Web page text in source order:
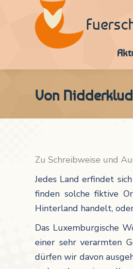
Von
Zu Schreibweise und
Jedes Land erfindet
finden solche fiktive
Hinterland handelt,
Das Luxemburgische
einer sehr verarmten
dürfen wir davon